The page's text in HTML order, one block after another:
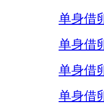
单身借
单身借
单身借
单身借